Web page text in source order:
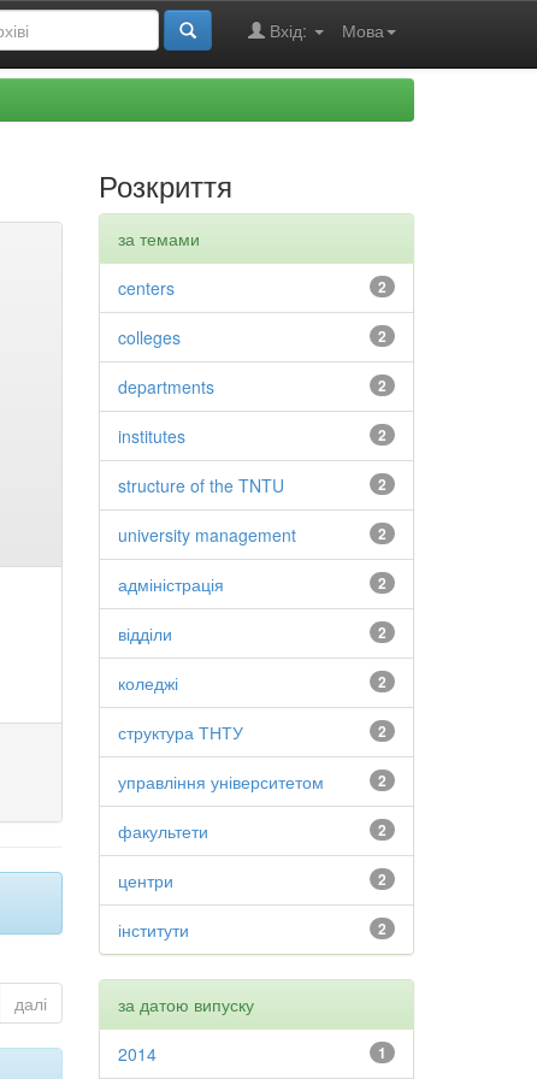
Мова
Вхід:
далі
Розкриття
за темами
2
centers
2
colleges
2
departments
2
institutes
2
structure of the TNTU
2
university management
2
адміністрація
2
відділи
2
коледжі
2
структура ТНТУ
2
управління університетом
2
факультети
2
центри
2
інститути
за датою випуску
1
2014